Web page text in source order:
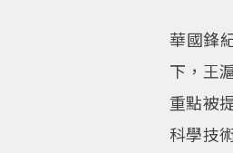
華國鋒
下，王
重點被
科學技